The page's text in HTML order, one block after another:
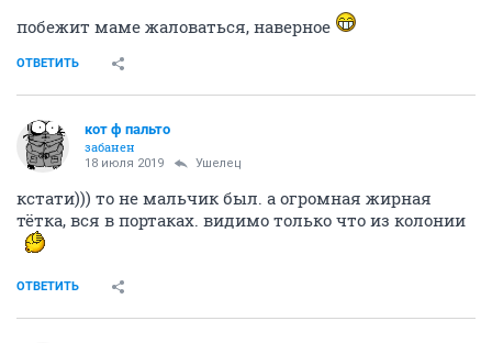
побежит маме жаловаться, наверное
ОТВЕТИТЬ
кот ф пальто
забанен
18 июля 2019 Ушелец
кстати))) то не мальчик был. а огромная жирная
тётка, вся в портаках. видимо только что из колонии
ОТВЕТИТЬ